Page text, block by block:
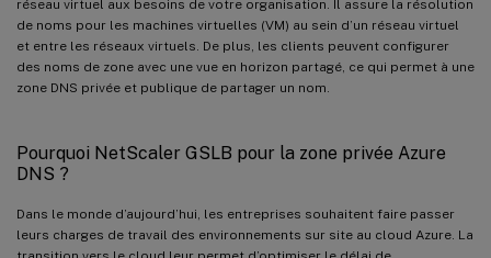
réseau virtuel aux besoins de votre organisation. Il assure la résolution
de noms pour les machines virtuelles (VM) au sein d’un réseau virtuel
et entre les réseaux virtuels. De plus, les clients peuvent configurer
des noms de zone avec une vue en horizon partagé, ce qui permet à une
zone DNS privée et publique de partager un nom.
Pourquoi NetScaler GSLB pour la zone privée Azure
DNS ?
Dans le monde d’aujourd’hui, les entreprises souhaitent faire passer
leurs charges de travail des environnements sur site au cloud Azure. La